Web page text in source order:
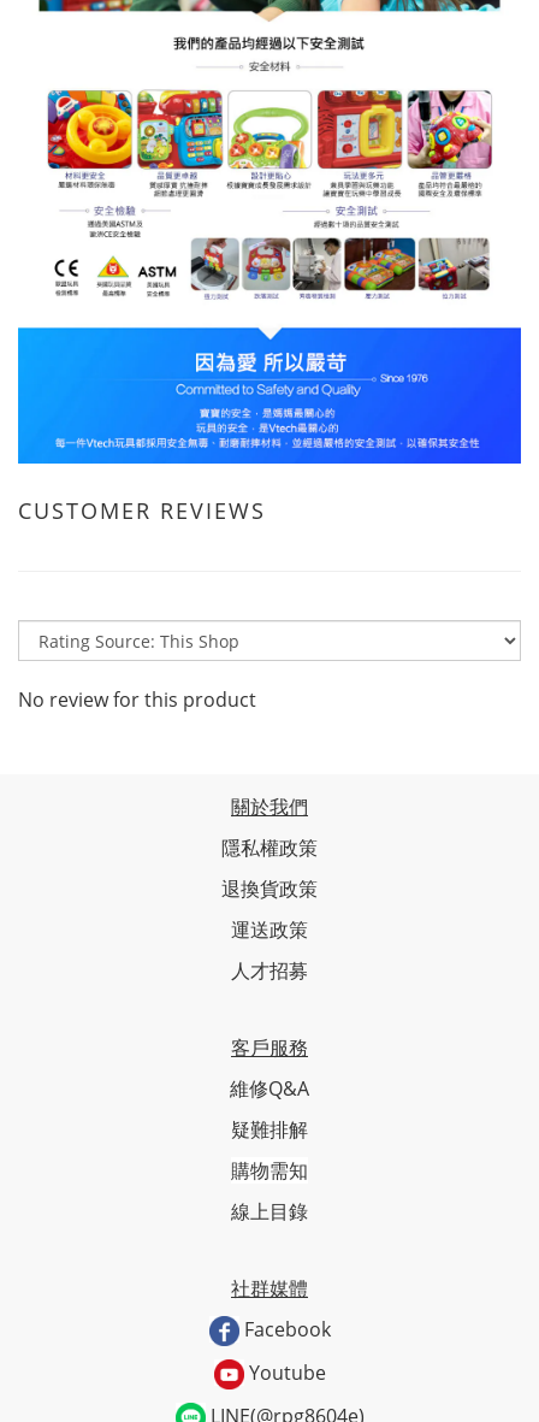
CUSTOMER REVIEWS
No review for this product
關於我們
隱私權政策
退換貨政策
運送政策
人才招募
客戶服務
維修Q&A
疑難排解
購物需知
線上目錄
社群媒體
Facebook
Youtube
LINE(@rpg8604e)